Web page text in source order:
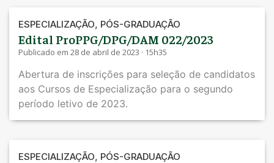
ESPECIALIZAÇÃO, PÓS-GRADUAÇÃO
Edital ProPPG/DPG/DAM 022/2023
Publicado em 28 de abril de 2023 · 15h35
Abertura de inscrições para seleção de candidatos
aos Cursos de Especialização para o segundo
período letivo de 2023.
ESPECIALIZAÇÃO, PÓS-GRADUAÇÃO